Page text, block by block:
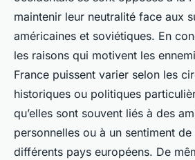
maintenir leur neutralité face aux
américaines et soviétiques. En
les raisons qui motivent les
France puissent varier selon les
historiques ou politiques
qu’elles sont souvent liés à des
personnelles ou à un sentiment
différents pays européens. De